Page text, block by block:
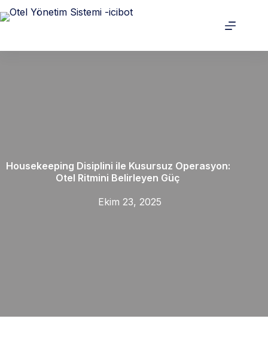
Housekeeping Disiplini ile Kusursuz Operasyon:
Otel Ritmini Belirleyen Güç
Ekim 23, 2025